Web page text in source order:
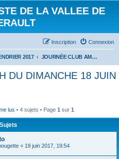
DE LA VALLEE DE
Connexion
Inscription
2017 JOURNÉE CLUB AMVH DU DIMANCHE 18 JUIN 2017
DU DIMANCHE 18 JUIN
lus • 4 sujets • Page 1 sur 1
Sujets
« 19 juin 2017, 19:54